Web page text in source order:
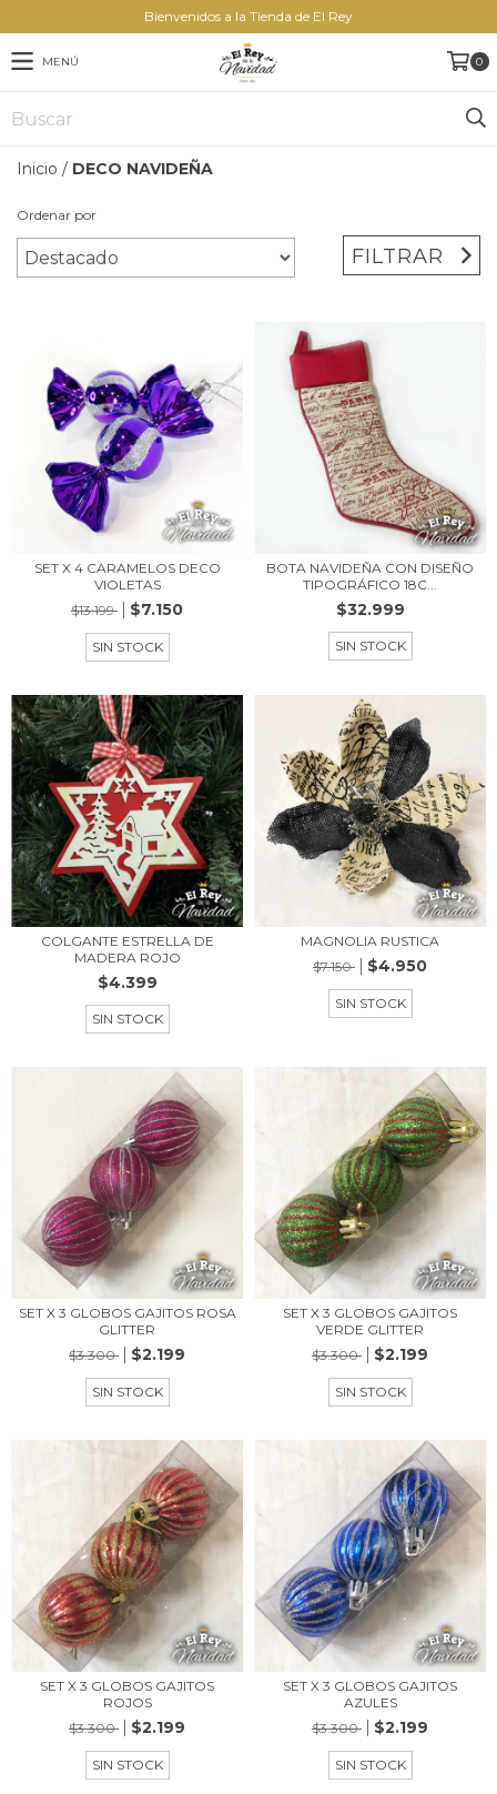
Bienvenidos a la Tienda de El Rey
MENÚ 0
Inicio / DECO NAVIDEÑA
Ordenar por
FILTRAR
SET X 4 CARAMELOS DECO
VIOLETAS
$13.199
$7.150
SIN STOCK
BOTA NAVIDEÑA CON DISEÑO
TIPOGRÁFICO 18C...
$32.999
SIN STOCK
COLGANTE ESTRELLA DE
MADERA ROJO
$4.399
SIN STOCK
MAGNOLIA RUSTICA
$7.150
$4.950
SIN STOCK
SET X 3 GLOBOS GAJITOS ROSA
GLITTER
$3.300
$2.199
SIN STOCK
SET X 3 GLOBOS GAJITOS
VERDE GLITTER
$3.300
$2.199
SIN STOCK
SET X 3 GLOBOS GAJITOS
ROJOS
$3.300
$2.199
SIN STOCK
SET X 3 GLOBOS GAJITOS
AZULES
$3.300
$2.199
SIN STOCK